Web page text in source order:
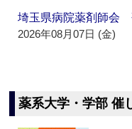
埼玉県病院薬剤師
2026年08月07日 (金)
薬系大学・学部 催